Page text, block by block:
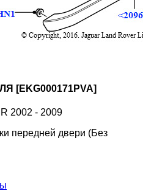
2002 - 2009
передней двери (Без